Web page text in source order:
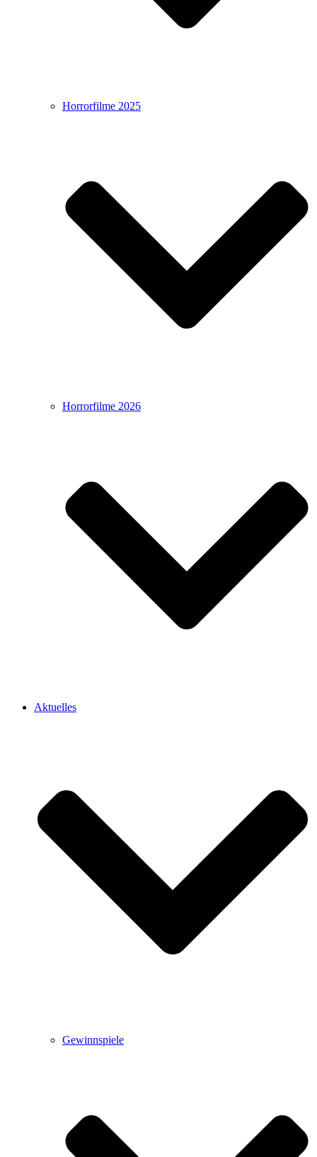
Horrorfilme 2025
Horrorfilme 2026
Aktuelles
Gewinnspiele